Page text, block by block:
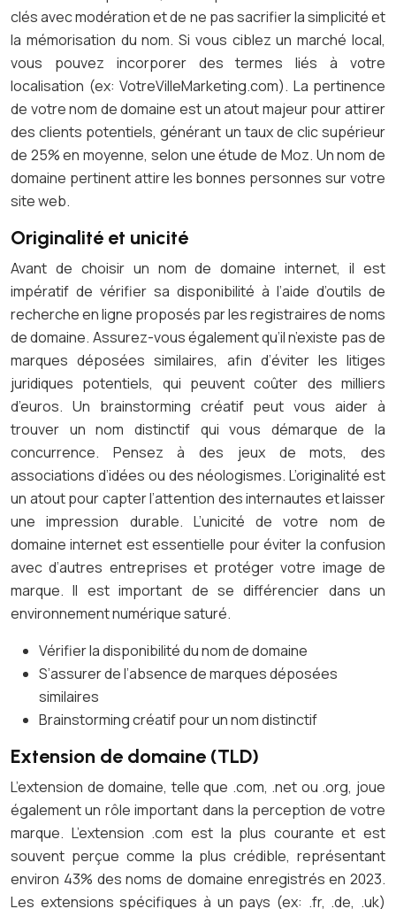
clés avec modération et de ne pas sacrifier la simplicité et
la mémorisation du nom. Si vous ciblez un marché local,
vous pouvez incorporer des termes liés à votre
localisation (ex: VotreVilleMarketing.com). La pertinence
de votre nom de domaine est un atout majeur pour attirer
des clients potentiels, générant un taux de clic supérieur
de 25% en moyenne, selon une étude de Moz. Un nom de
domaine pertinent attire les bonnes personnes sur votre
site web.
Originalité et unicité
Avant de choisir un nom de domaine internet, il est
impératif de vérifier sa disponibilité à l’aide d’outils de
recherche en ligne proposés par les registraires de noms
de domaine. Assurez-vous également qu’il n’existe pas de
marques déposées similaires, afin d’éviter les litiges
juridiques potentiels, qui peuvent coûter des milliers
d’euros. Un brainstorming créatif peut vous aider à
trouver un nom distinctif qui vous démarque de la
concurrence. Pensez à des jeux de mots, des
associations d’idées ou des néologismes. L’originalité est
un atout pour capter l’attention des internautes et laisser
une impression durable. L’unicité de votre nom de
domaine internet est essentielle pour éviter la confusion
avec d’autres entreprises et protéger votre image de
marque. Il est important de se différencier dans un
environnement numérique saturé.
Vérifier la disponibilité du nom de domaine
S’assurer de l’absence de marques déposées
similaires
Brainstorming créatif pour un nom distinctif
Extension de domaine (TLD)
L’extension de domaine, telle que .com, .net ou .org, joue
également un rôle important dans la perception de votre
marque. L’extension .com est la plus courante et est
souvent perçue comme la plus crédible, représentant
environ 43% des noms de domaine enregistrés en 2023.
Les extensions spécifiques à un pays (ex: .fr, .de, .uk)